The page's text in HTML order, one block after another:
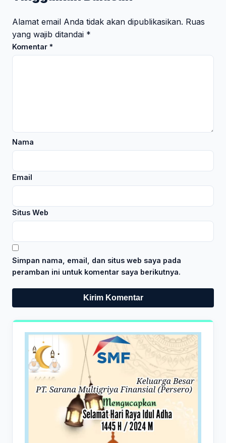
Alamat email Anda tidak akan dipublikasikan. Ruas
yang wajib ditandai *
Komentar *
Nama
Email
Situs Web
Simpan nama, email, dan situs web saya pada
peramban ini untuk komentar saya berikutnya.